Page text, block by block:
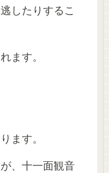
したりするこ
ます。
ます。
、十一面観音